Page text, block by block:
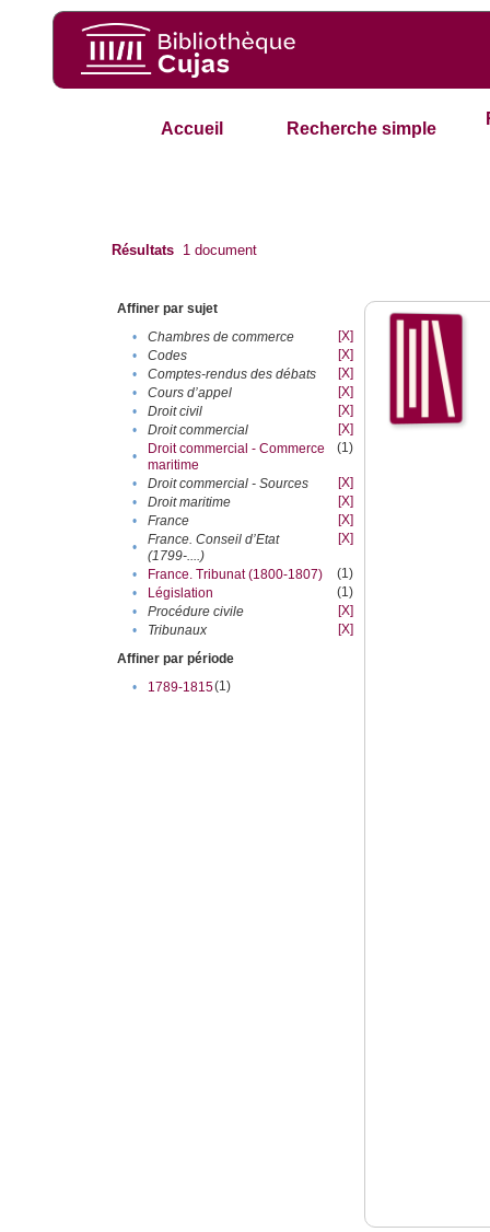
Accueil Recherche simple
Résultats 1 document
Affiner par sujet
•
Chambres de commerce
[X]
•
Codes
[X]
•
Comptes-rendus des débats
[X]
•
Cours d’appel
[X]
•
Droit civil
[X]
•
Droit commercial
[X]
•
Droit commercial - Commerce
maritime
(1)
• Droit commercial - Sources
[X]
•
Droit maritime
[X]
•
France
[X]
•
France. Conseil d’Etat
(1799-....)
[X]
• France. Tribunat (1800-1807)
(1)
•
Législation
(1)
•
Procédure civile
[X]
•
Tribunaux
[X]
Affiner par période
•
1789-1815(1)